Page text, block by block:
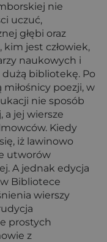
nie
uczuć,
głębi oraz
jest człowiek,
naukowych i
dużą bibliotekę. Po
poezji, w
nie sposób
a jej wiersze
Kiedy
iż lawinowo
utworów
A jednak edycja
Bibliotece
wierszy
prostych
z